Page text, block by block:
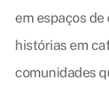
em espaços
histórias em
comunidades